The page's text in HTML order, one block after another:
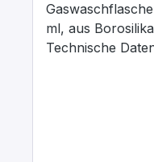
ml, aus
Technische Daten: